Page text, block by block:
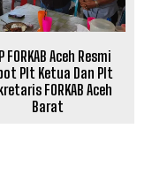
FORKAB Aceh Resmi
Plt Ketua Dan Plt
FORKAB Aceh
Barat